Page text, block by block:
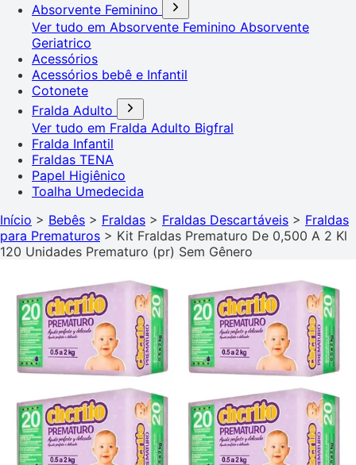
Absorvente Feminino
Ver tudo em Absorvente Feminino Absorvente
Geriatrico
Acessórios
Acessórios bebê e Infantil
Cotonete
Fralda Adulto
Ver tudo em Fralda Adulto Bigfral
Fralda Infantil
Fraldas TENA
Papel Higiênico
Toalha Umedecida
Início > Bebês > Fraldas > Fraldas Descartáveis > Fraldas
para Prematuros > Kit Fraldas Prematuro De 0,500 A 2 Kl
120 Unidades Prematuro (pr) Sem Gênero